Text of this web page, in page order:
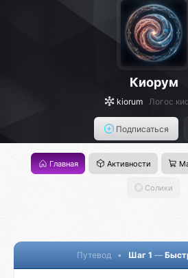
Киорум
kiorum Логос
Подписаться
Главная Активности
Солики
Путевод • Шаг 1 —